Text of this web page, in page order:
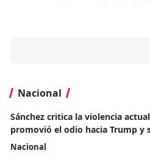
Nacional
Sánchez critica la violencia
promovió el odio hacia Trump y
Nacional